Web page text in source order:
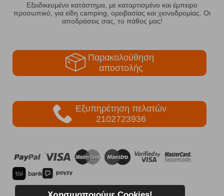
Εξειδικευμένο κατάστημα, με καταρτισμένο και έμπειρο
προσωπικό, για είδη camping, ορειβασίας και χιονοδρομίας. Οι
αποδράσεις σας, το πάθος μας!
Παρακολούθηση
αποστολής
Εξυπηρέτηση πελατών
2102723936